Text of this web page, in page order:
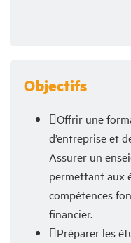
Objectifs
Offrir une
d’entreprise et
Assurer un
permettant aux
compétences
financier.
Préparer les